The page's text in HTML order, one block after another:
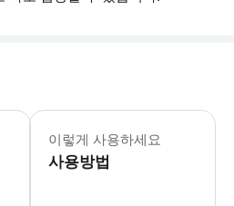
▶ 꼭 알아두세요 * 악천후로 인해 투
이렇게 사용하세요
사용방법